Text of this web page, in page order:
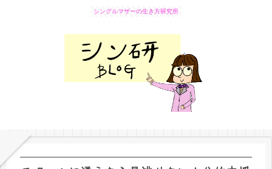
シングルマザーの生き方研究所